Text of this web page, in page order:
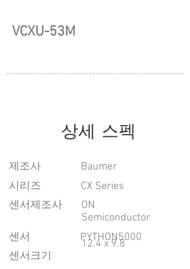
VCXU-53M
상세 스펙
​제조사
시리즈
CX Series
센서제조사
ON
Semiconductor
센서
PYTHON5000
센서크기
Baumer
12.4 x 9.8